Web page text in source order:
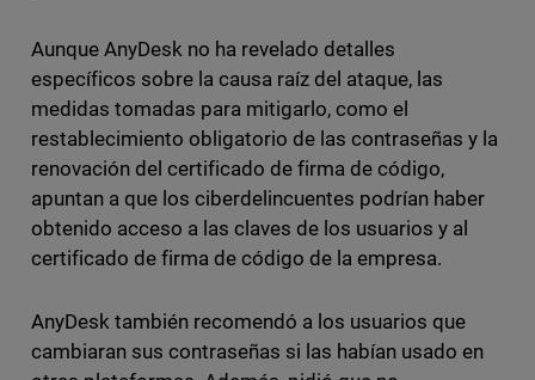
Aunque AnyDesk no ha revelado detalles
específicos sobre la causa raíz del ataque, las
medidas tomadas para mitigarlo, como el
restablecimiento obligatorio de las contraseñas y la
renovación del certificado de firma de código,
apuntan a que los ciberdelincuentes podrían haber
obtenido acceso a las claves de los usuarios y al
certificado de firma de código de la empresa.
AnyDesk también recomendó a los usuarios que
cambiaran sus contraseñas si las habían usado en